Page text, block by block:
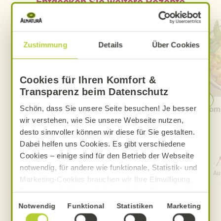
Zustimmung Details Über Cookies
Cookies für Ihren Komfort &
Transparenz beim Datenschutz
Schön, dass Sie unsere Seite besuchen! Je besser
wir verstehen, wie Sie unsere Webseite nutzen,
desto sinnvoller können wir diese für Sie gestalten.
Dabei helfen uns Cookies. Es gibt verschiedene
Cookies – einige sind für den Betrieb der Webseite
notwendig, für andere wie funktionale, Statistik- und
Marketing-Cookies brauchen wir Ihre Einwilligung.
Das optimale Nutzererlebnis erhalten Sie, wenn Sie
„Alle Cookies erlauben“ anklicken. Ihre Einwilligung
umfasst in diesem Fall auch den Einsatz von
Einwilligungsauswahl
Notwendig Funktional Statistiken Marketing
Cremige Tomaten-Knoblauch-
Pasta
0 Std. 30 Min.
Gesamtzeit